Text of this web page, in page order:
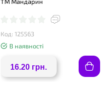
Код: 125563
В наявності
16.20 грн.